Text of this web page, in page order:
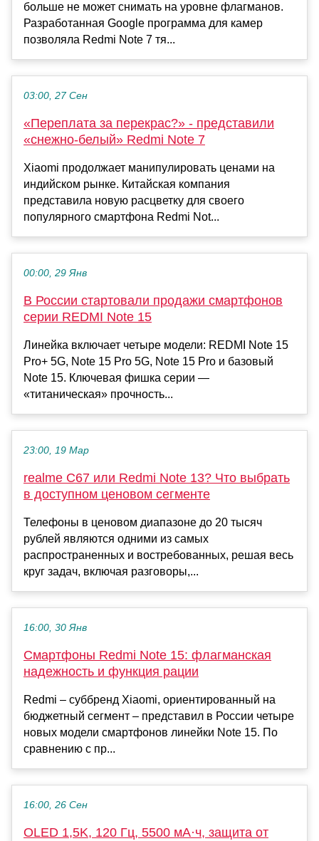
больше не может снимать на уровне флагманов.
Разработанная Google программа для камер
позволяла Redmi Note 7 тя...
03:00, 27 Сен
«Переплата за перекрас?» - представили
«снежно-белый» Redmi Note 7
Xiaomi продолжает манипулировать ценами на
индийском рынке. Китайская компания
представила новую расцветку для своего
популярного смартфона Redmi Not...
00:00, 29 Янв
В России стартовали продажи смартфонов
серии REDMI Note 15
Линейка включает четыре модели: REDMI Note 15
Pro+ 5G, Note 15 Pro 5G, Note 15 Pro и базовый
Note 15. Ключевая фишка серии —
«титаническая» прочность...
23:00, 19 Мар
realme C67 или Redmi Note 13? Что выбрать
в доступном ценовом сегменте
Телефоны в ценовом диапазоне до 20 тысяч
рублей являются одними из самых
распространенных и востребованных, решая весь
круг задач, включая разговоры,...
16:00, 30 Янв
Смартфоны Redmi Note 15: флагманская
надежность и функция рации
Redmi – суббренд Xiaomi, ориентированный на
бюджетный сегмент – представил в России четыре
новых модели смартфонов линейки Note 15. По
сравнению с пр...
16:00, 26 Сен
OLED 1,5K, 120 Гц, 5500 мА·ч, защита от